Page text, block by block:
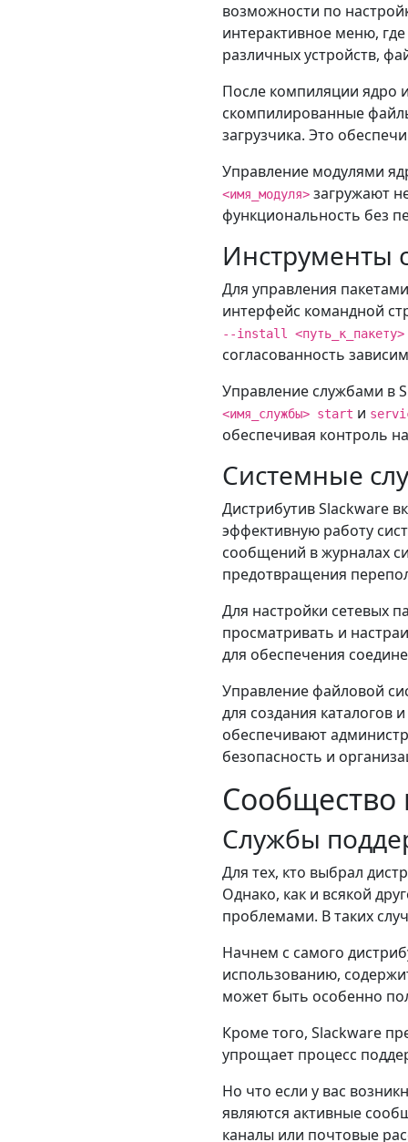
возможности по
интерактивное меню,
различных устройств,
После компиляции ядро
скомпилированные
загрузчика. Это
Управление модулями
<имя_модуля> загружают
функциональность без
Инструменты
Для управления
интерфейс командной
--install <путь_к_пакету>
согласованность
Управление службами в
<имя_службы> start и
обеспечивая контроль
Системные
Дистрибутив Slackware
эффективную работу
сообщений в журналах
предотвращения
Для настройки сетевых
просматривать и
для обеспечения
Управление файловой
для создания каталогов и
обеспечивают
безопасность и
Службы
Для тех, кто выбрал
Однако, как и всякой
проблемами. В таких
Начнем с самого
использованию,
может быть особенно
Кроме того, Slackware
упрощает процесс
Но что если у вас
являются активные
каналы или почтовые